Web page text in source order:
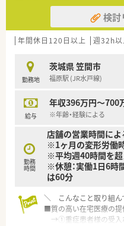
検討
年間休日120日以上 週32h以
勤務地
茨城県 笠間市
福原駅 (JR水戸線)
給与
年収396万円～700
※年齢・経験による
勤務
時間
店舗の営業時間によ
※1ヶ月の変形労働
※平均週40時間を
※休憩：実働1日6時
は60分
＼ こんなこと取り組ん
■質の高い在宅医療の提
→①重症患者様の受入